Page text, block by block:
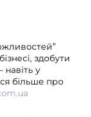
здобути
навіть у
більше про